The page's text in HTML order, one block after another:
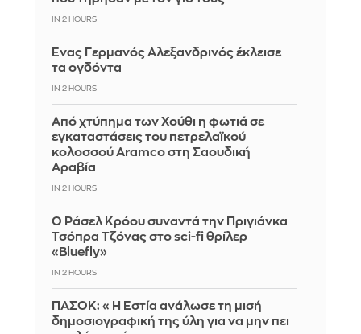
IN 2 HOURS
Ένας Γερμανός Αλεξανδρινός έκλεισε
τα ογδόντα
IN 2 HOURS
Από χτύπημα των Χούθι η φωτιά σε
εγκαταστάσεις του πετρελαϊκού
κολοσσού Aramco στη Σαουδική
Αραβία
IN 2 HOURS
Ο Ράσελ Κρόου συναντά την Πριγιάνκα
Τσόπρα Τζόνας στο sci-fi θρίλερ
«Bluefly»
IN 2 HOURS
ΠΑΣΟΚ: «Η Εστία ανάλωσε τη μισή
δημοσιογραφική της ύλη για να μην πει